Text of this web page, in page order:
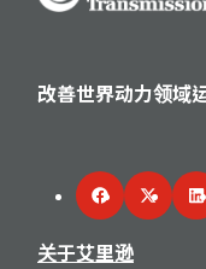
改善世界动力领域
FacebookTwitter
关于艾里逊